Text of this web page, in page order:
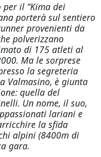
il “Kima dei
porterà sul sentiero
provenienti da
polverizzano
di 175 atleti al
Ma le sorprese
la segreteria
Valmasino, è giunta
quella del
Un nome, il suo,
lariani e
la sfida
alpini (8400m di
gara.